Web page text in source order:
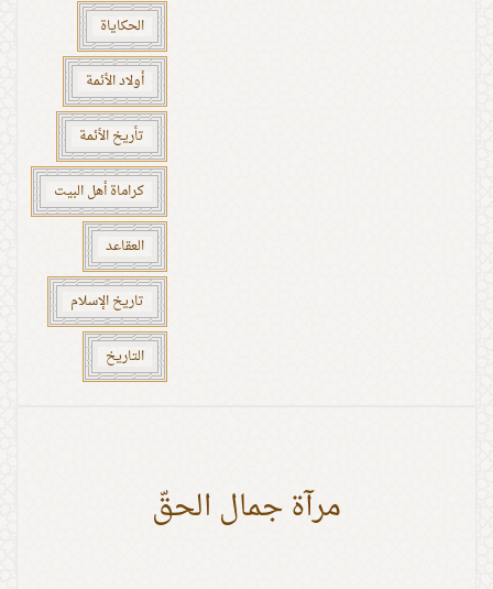
الحكاياة
أولاد الأئمة
تأريخ الأئمة
كراماة أهل البيت
العقاعد
تاريخ الإسلام
التاريخ
مرآة جمال الحقّ